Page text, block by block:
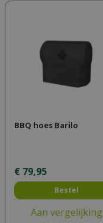
BBQ hoes Barilo
€ 79,95
Bestel
Aan vergelijking